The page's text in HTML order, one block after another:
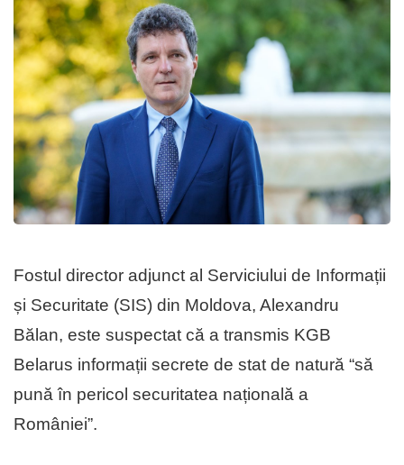
Fostul director adjunct al Serviciului de Informații
și Securitate (SIS) din Moldova, Alexandru
Bălan, este suspectat că a transmis KGB
Belarus informații secrete de stat de natură “să
pună în pericol securitatea națională a
României”.